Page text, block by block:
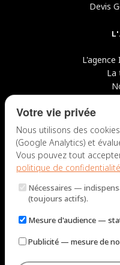
Devis
La
NOUS
Lun –
Votre vie privée
Nous utilisons des
(Google Analytics) et
Vous pouvez tout
politique de confidentialité
Nécessaires —
(toujours actifs).
Mesure d'audience —
Publicité — mesure de